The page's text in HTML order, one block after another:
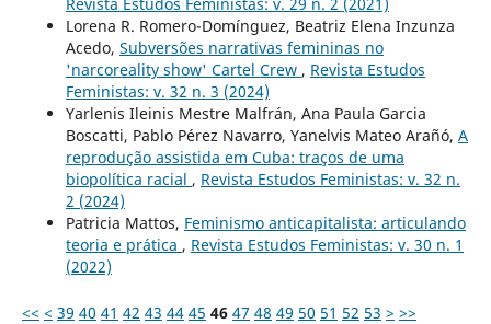
Lorena R. Romero-Domínguez, Beatriz Elena Inzunza
Acedo, Subversões narrativas femininas no
'narcoreality show' Cartel Crew , Revista Estudos
Feministas: v. 32 n. 3 (2024)
Yarlenis Ileinis Mestre Malfrán, Ana Paula Garcia
Boscatti, Pablo Pérez Navarro, Yanelvis Mateo Arañó, A
reprodução assistida em Cuba: traços de uma
biopolítica racial , Revista Estudos Feministas: v. 32 n.
2 (2024)
Patricia Mattos, Feminismo anticapitalista: articulando
teoria e prática , Revista Estudos Feministas: v. 30 n. 1
(2022)
<< < 39 40 41 42 43 44 45 46 47 48 49 50 51 52 53 > >>